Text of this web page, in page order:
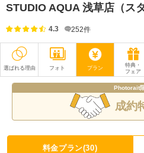
STUDIO AQUA 浅草店（ス
4.3 252件
選ばれる理由 フォト プラン
特典・
フェア
オプション
Photorait
成約
料金プラン(30)